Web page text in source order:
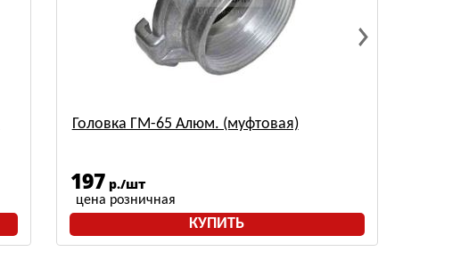
Головка ГМ-65 Алюм. (муфтовая)
197 р./шт
цена розничная
КУПИТЬ